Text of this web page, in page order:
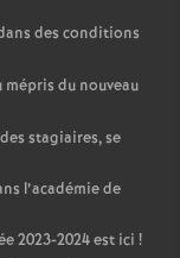
des conditions
mépris du nouveau
stagiaires, se
l’académie de
2023-2024 est ici !